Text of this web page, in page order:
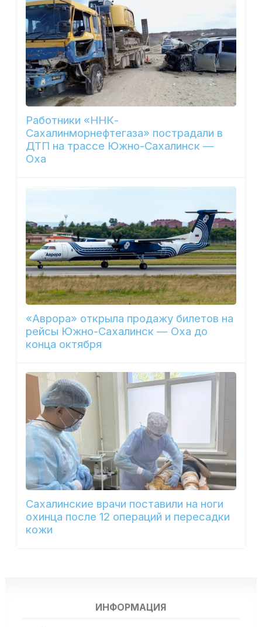
Работники «ННК-
Сахалинморнефтегаза» пострадали в
ДТП на трассе Южно-Сахалинск —
Оха
«Аврора» открыла продажу билетов на
рейсы Южно-Сахалинск — Оха до
конца октября
Сахалинские врачи поставили на ноги
охинца после 12 операций и пересадки
кожи
ИНФОРМАЦИЯ